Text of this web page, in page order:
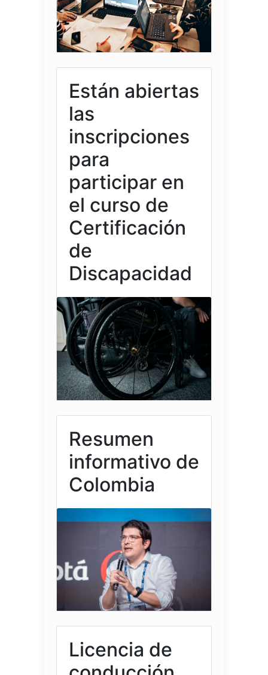
Están abiertas
las
inscripciones
para
participar en
el curso de
Certificación
de
Discapacidad
Resumen
informativo de
Colombia
Licencia de